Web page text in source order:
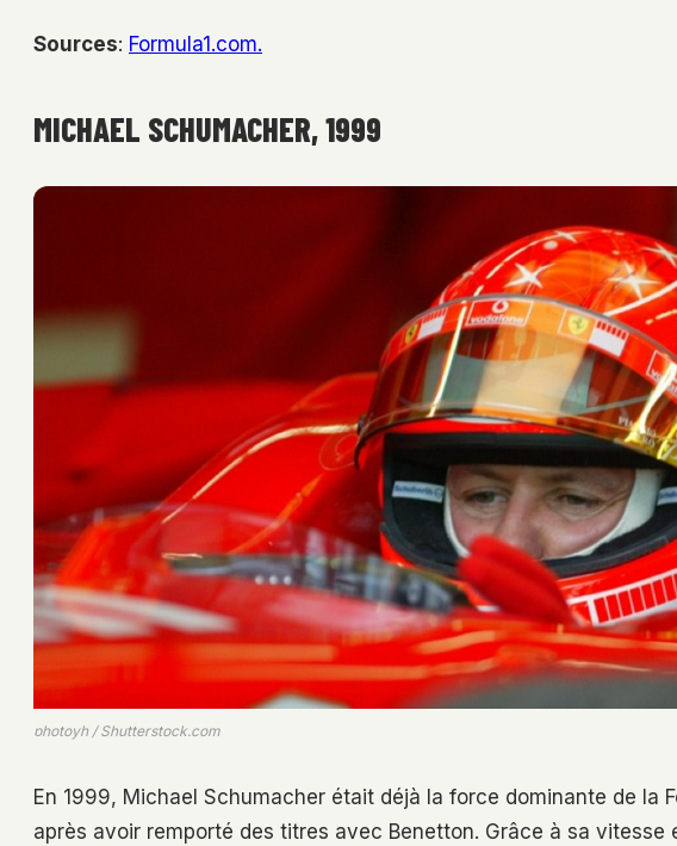
Sources: Formula1.com.
MICHAEL SCHUMACHER, 1999
photoyh / Shutterstock.com
En 1999, Michael Schumacher était déjà la force dominante de la
après avoir remporté des titres avec Benetton. Grâce à sa vitesse